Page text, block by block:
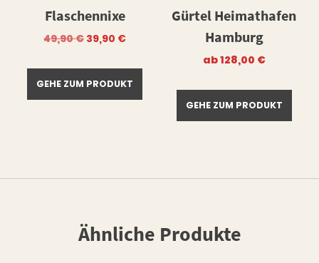
Flaschennixe
49,90€ Ursprünglicher
Preis
49,90 €
39,90 €Aktueller
39,90 €.
GEHE ZUM PRODUKT
Gürtel Heimathafen
Hamburg
ab128,00 €
GEHE ZUM PRODUKT
Ähnliche Produkte